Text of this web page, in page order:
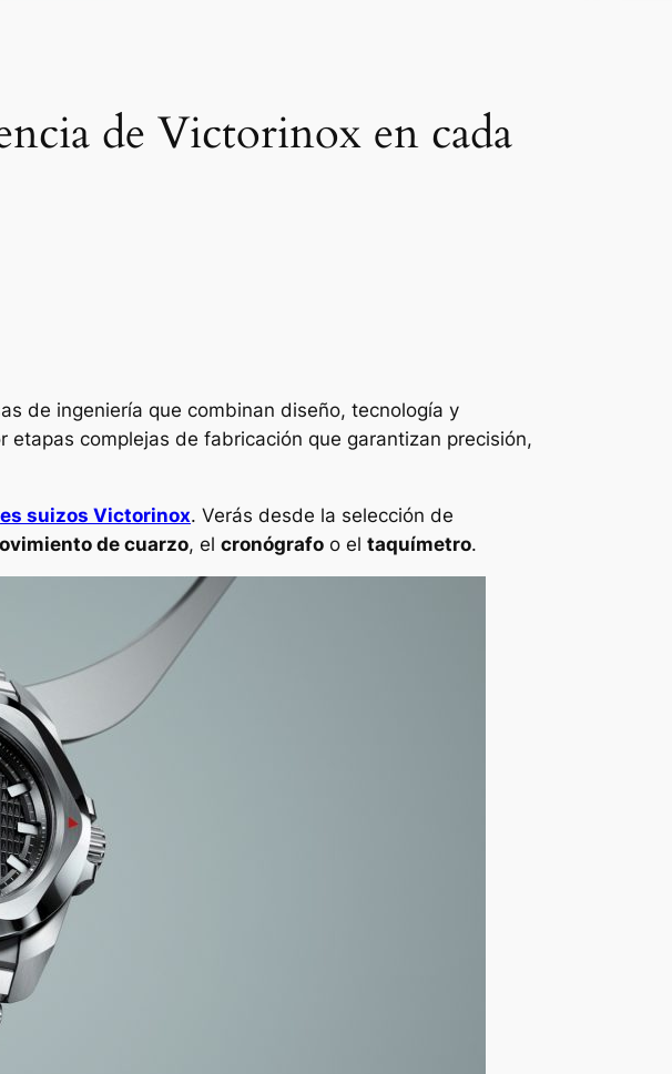
de Victorinox en cada
de ingeniería que combinan diseño, tecnología y
complejas de fabricación que garantizan precisión,
suizos Victorinox. Verás desde la selección de
de cuarzo, el cronógrafo o el taquímetro.